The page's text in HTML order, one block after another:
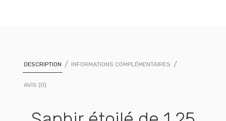
DESCRIPTION INFORMATIONS COMPLÉMENTAIRES
AVIS (0)